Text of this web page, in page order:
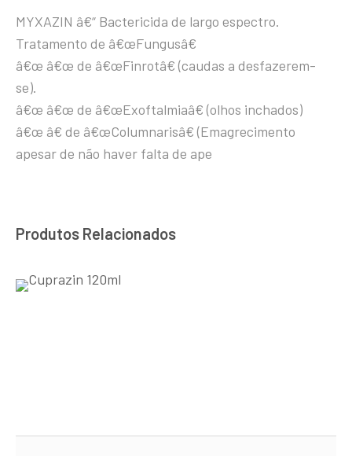
MYXAZIN â€“ Bactericida de largo espectro.
Tratamento de â€œFungusâ€
â€œ â€œ de â€œFinrotâ€ (caudas a desfazerem-
se).
â€œ â€œ de â€œExoftalmiaâ€ (olhos inchados)
â€œ â€ de â€œColumnarisâ€ (Emagrecimento
apesar de não haver falta de ape
Produtos Relacionados